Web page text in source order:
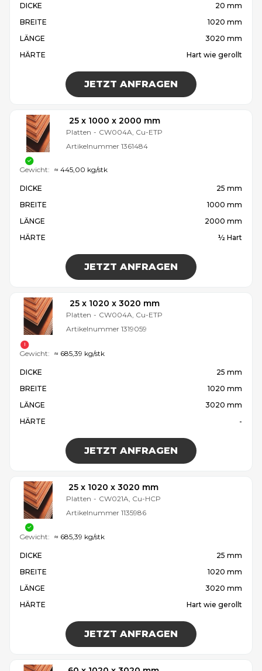
DICKE
20 mm
BREITE
1020 mm
LÄNGE
3020 mm
HÄRTE
Hart wie gerollt
JETZT ANFRAGEN
25 x 1000 x 2000 mm
Platten - CW004A, Cu-ETP
Artikelnummer 1361484
DICKE
25 mm
BREITE
1000 mm
LÄNGE
2000 mm
HÄRTE
½ Hart
JETZT ANFRAGEN
Gewicht: ≈ 445,00 kg/stk
25 x 1020 x 3020 mm
Platten - CW004A, Cu-ETP
Artikelnummer 1319059
DICKE
25 mm
BREITE
1020 mm
LÄNGE
3020 mm
HÄRTE
-
JETZT ANFRAGEN
Gewicht: ≈ 685,39 kg/stk
25 x 1020 x 3020 mm
Platten - CW021A, Cu-HCP
Artikelnummer 1135986
DICKE
25 mm
BREITE
1020 mm
LÄNGE
3020 mm
HÄRTE
Hart wie gerollt
JETZT ANFRAGEN
Gewicht: ≈ 685,39 kg/stk